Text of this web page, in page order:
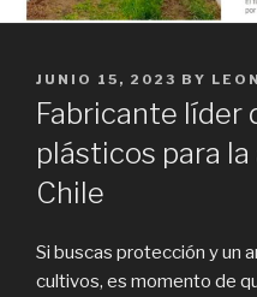
POSTED
ON
JUNIO 15, 2023 BY
Fabricante líder
plásticos para
Chile
Si buscas protección y un
cultivos, es momento de